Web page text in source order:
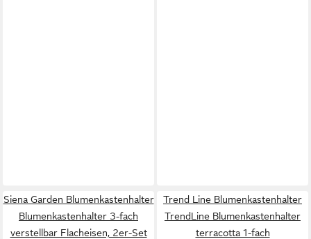
Siena Garden Blumenkastenhalter
Blumenkastenhalter 3-fach
verstellbar Flacheisen, 2er-Set
Trend Line Blumenkastenhalter
TrendLine Blumenkastenhalter
terracotta 1-fach